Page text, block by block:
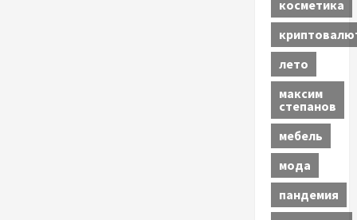
косметика
лето
максим
степанов
мебель
мода
пандемия